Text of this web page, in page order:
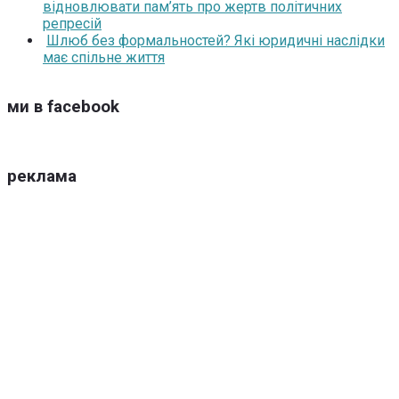
відновлювати пам’ять про жертв політичних
репресій
Шлюб без формальностей? Які юридичні наслідки
має спільне життя
ми в facebook
реклама